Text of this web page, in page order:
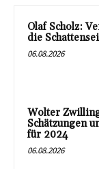
Olaf Scholz:
die
06.08.2026
Wolter
Schätzungen
für 2024
06.08.2026